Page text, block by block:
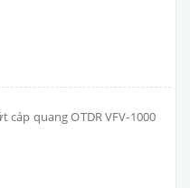
cáp quang OTDR VFV-1000